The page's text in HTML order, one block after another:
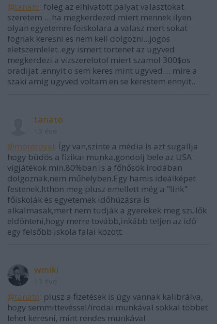
@tanato: foleg az elhivatott palyat valasztokat
szeretem ... ha megkerdezed miert mennek ilyen
olyan egyetemre foiskolara a valasz mert sokat
fognak keresni es nem kell dolgozni...jogos
eletszemlelet..egy ismert tortenet az ugyved
megkerdezi a vizszerelotol miert szamol 300$os
oradijat ,ennyit o sem keres mint ugyved.... mire a
szaki amig ugyved voltam en se kerestem ennyit..
tanato
@montroyal: Így van,szinte a média is azt sugallja
hogy büdös a fizikai munka,gondolj bele az USA
vígjátékok min.80%ban is a főhősök irodában
dolgoznak,nem műhelyben.Egy hamis ideálképet
festenek.Itthon meg plusz emellett még a "link"
főiskolák és egyetemek időhúzásra is
alkalmasak,mert nem tudják a gyerekek meg szülők
eldönteni,hogy merre tovább,inkább teljen az idő
egy felsőbb iskola falai között.
wmiki
@tanato: plusz a fizetések is úgy vannak kalibrálva,
hogy semmittevéssel/irodai munkával sokkal többet
lehet keresni, mint rendes munkával